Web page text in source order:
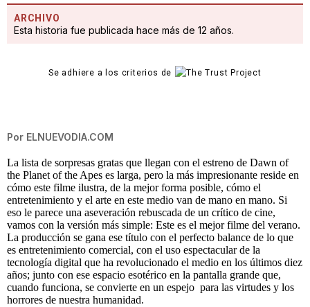
ARCHIVO
Esta historia fue publicada hace más de 12 años.
Se adhiere a los criterios de
Por ELNUEVODIA.COM
La lista de sorpresas gratas que llegan con el estreno de Dawn of
the Planet of the Apes es larga, pero la más impresionante reside en
cómo este filme ilustra, de la mejor forma posible, cómo el
entretenimiento y el arte en este medio van de mano en mano. Si
eso le parece una aseveración rebuscada de un crítico de cine,
vamos con la versión más simple: Este es el mejor filme del verano.
La producción se gana ese título con el perfecto balance de lo que
es entretenimiento comercial, con el uso espectacular de la
tecnología digital que ha revolucionado el medio en los últimos diez
años; junto con ese espacio esotérico en la pantalla grande que,
cuando funciona, se convierte en un espejo para las virtudes y los
horrores de nuestra humanidad.